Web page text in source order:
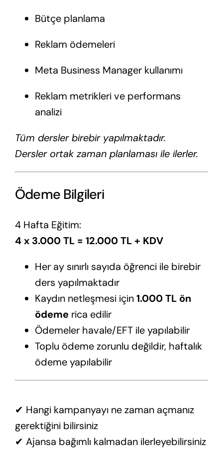
Bütçe planlama
Reklam ödemeleri
Meta Business Manager kullanımı
Reklam metrikleri ve performans
analizi
Tüm dersler birebir yapılmaktadır.
Dersler ortak zaman planlaması ile ilerler.
Ödeme Bilgileri
4 Hafta Eğitim:
4 x 3.000 TL = 12.000 TL + KDV
Her ay sınırlı sayıda öğrenci ile birebir
ders yapılmaktadır
Kaydın netleşmesi için1.000 TL ön
ödemerica edilir
Ödemeler havale/EFT ile yapılabilir
Toplu ödeme zorunlu değildir, haftalık
ödeme yapılabilir
✔ Hangi kampanyayı ne zaman açmanız
gerektiğini bilirsiniz
✔ Ajansa bağımlı kalmadan ilerleyebilirsiniz